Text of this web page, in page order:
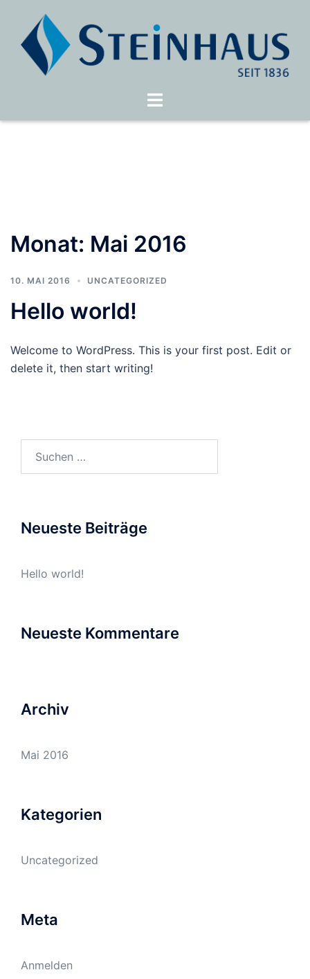
springen
Menü
Monat: Mai 2016
10. MAI 2016 UNCATEGORIZED
Hello world!
Welcome to WordPress. This is your first post. Edit or
delete it, then start writing!
nach:
Neueste Beiträge
Hello world!
Neueste Kommentare
Archiv
Mai 2016
Kategorien
Uncategorized
Meta
Anmelden